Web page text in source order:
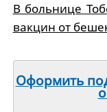
В больнице
вакцин от
Оформить